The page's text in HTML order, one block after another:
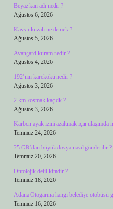
Beyaz kan adı nedir ?
Ağustos 6, 2026
Kavs-ı kuzah ne demek ?
Ağustos 5, 2026
Avangard kuram nedir ?
Ağustos 4, 2026
192’nin karekökü nedir ?
Ağustos 3, 2026
2 km kosmak kaç dk ?
Ağustos 3, 2026
Karbon ayak izini azaltmak için ulaşımda
Temmuz 24, 2026
25 GB’dan büyük dosya nasıl gönderilir ?
Temmuz 20, 2026
Ontolojik delil kimdir ?
Temmuz 18, 2026
Adana Otogarına hangi belediye otobüsü
Temmuz 16, 2026